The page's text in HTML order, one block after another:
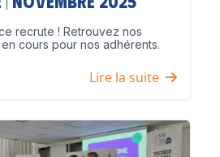
recrute ! Retrouvez nos
cours pour nos adhérents.
Lire la suite